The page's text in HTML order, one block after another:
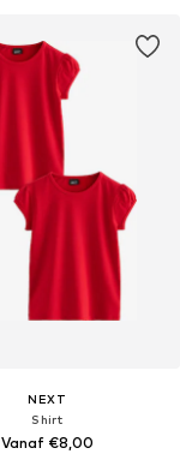
NEXT
Shirt
Vanaf €8,00